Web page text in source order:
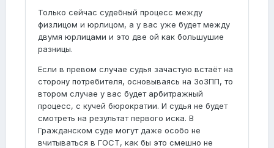
Только сейчас судебный процесс между
физлицом и юрлицом, а у вас уже будет между
двумя юрлицами и это две ой как большушие
разницы.
Если в превом случае судья зачастую встаёт на
сторону потребителя, основываясь на ЗоЗПП, то
втором случае у вас будет арбитражный
процесс, с кучей бюрократии. И судья не будет
смотреть на результат первого иска. В
Гражданском суде могут даже особо не
вчитываться в ГОСТ, как бы это смешно не